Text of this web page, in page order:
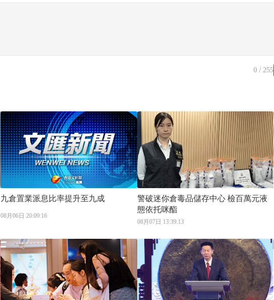
0 / 255
九倉置業派息比率提升至九成
08月06日 20:09:16
警破迷你倉毒品儲存中心 檢百萬元液
態依托咪酯
08月07日 13:39:13